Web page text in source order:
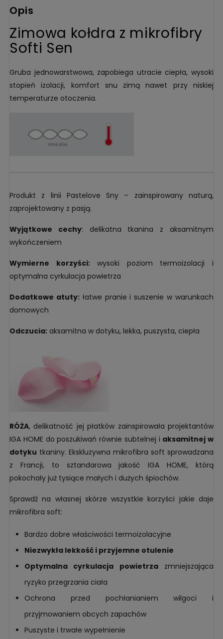
Opis
Zimowa kołdra z mikrofibry
Softi Sen
Gruba jednowarstwowa, zapobiega utracie ciepła, wysoki
stopień izolacji, komfort snu zimą nawet przy niskiej
temperaturze otoczenia.
Produkt z linii Pastelove Sny – zainspirowany naturą,
zaprojektowany z pasją.
Wyjątkowe cechy: delikatna tkanina z aksamitnym
wykończeniem
Wymierne korzyści:wysoki poziom termoizolacji i
optymalna cyrkulacja powietrza
Dodatkowe atuty:łatwe pranie i suszenie w warunkach
domowych
Odczucia: aksamitna w dotyku, lekka, puszysta, ciepła
RÓŻA, delikatność jej płatków zainspirowała projektantów
IGA HOME do poszukiwań równie subtelnej i aksamitnej w
dotyku tkaniny. Ekskluzywna mikrofibra soft sprowadzana
z Francji, to sztandarowa jakość IGA HOME, którą
pokochały już tysiące małych i dużych śpiochów.
Sprawdź na własnej skórze wszystkie korzyści jakie daje
mikrofibra soft:
Bardzo dobre właściwości termoizolacyjne
Niezwykła lekkość i przyjemne otulenie
Optymalna cyrkulacja powietrzazmniejszająca
ryzyko przegrzania ciała
Ochrona przed pochłanianiem wilgoci i
przyjmowaniem obcych zapachów
Puszyste i trwałe wypełnienie